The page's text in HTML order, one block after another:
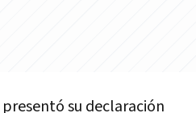
presentó su declaración